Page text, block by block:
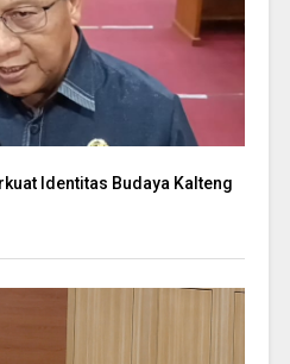
Identitas Budaya Kalteng